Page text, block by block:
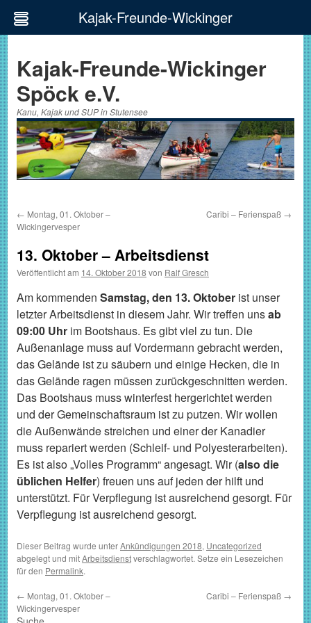
springen
Kajak-Freunde-Wickinger
Spöck e.V.
Kanu, Kajak und SUP in Stutensee
← Montag, 01. Oktober –
Wickingervesper
Caribi – Ferienspaß →
13. Oktober – Arbeitsdienst
Veröffentlicht am 14. Oktober 2018 von Ralf Gresch
Am kommenden Samstag, den 13. Oktober ist unser
letzter Arbeitsdienst in diesem Jahr. Wir treffen unsab
09:00 Uhr im Bootshaus. Es gibt viel zu tun. Die
Außenanlage muss auf Vordermann gebracht werden,
das Gelände ist zu säubern und einige Hecken, die in
das Gelände ragen müssen zurückgeschnitten werden.
Das Bootshaus muss winterfest hergerichtet werden
und der Gemeinschaftsraum ist zu putzen. Wir wollen
die Außenwände streichen und einer der Kanadier
muss repariert werden (Schleif- und Polyesterarbeiten).
Es ist also „Volles Programm“ angesagt. Wir (also die
üblichen Helfer) freuen uns auf jeden der hilft und
unterstützt. Für Verpflegung ist ausreichend gesorgt. Für
Verpflegung ist ausreichend gesorgt.
Dieser Beitrag wurde unterAnkündigungen 2018, Uncategorized
abgelegt und mitArbeitsdienstverschlagwortet. Setze ein Lesezeichen
für den Permalink.
← Montag, 01. Oktober –
Wickingervesper
Caribi – Ferienspaß →
Kajak-Freunde-Wickinger